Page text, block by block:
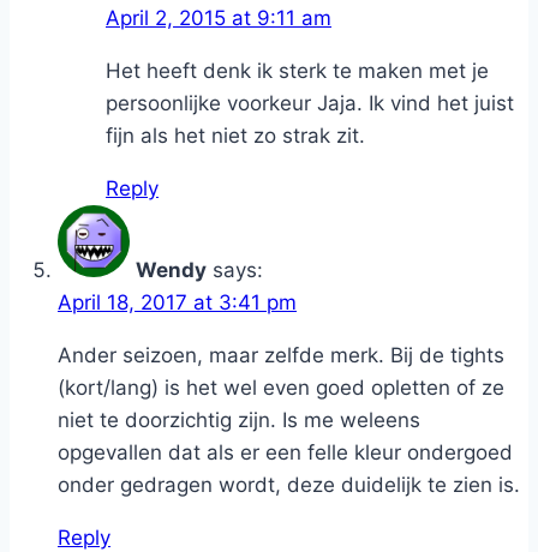
April 2, 2015 at 9:11 am
Het heeft denk ik sterk te maken met je
persoonlijke voorkeur Jaja. Ik vind het juist
fijn als het niet zo strak zit.
Reply
Wendy says:
April 18, 2017 at 3:41 pm
Ander seizoen, maar zelfde merk. Bij de tights
(kort/lang) is het wel even goed opletten of ze
niet te doorzichtig zijn. Is me weleens
opgevallen dat als er een felle kleur ondergoed
onder gedragen wordt, deze duidelijk te zien is.
Reply